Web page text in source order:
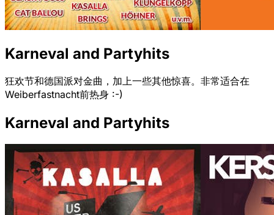
Karneval and Partyhits
狂欢节和德国派对金曲，加上一些其他惊喜。非常适合在
Weiberfastnacht前热身 :-)
Karneval and Partyhits